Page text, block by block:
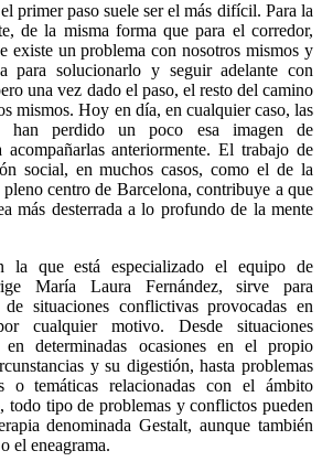
primer paso suele ser el más difícil. Para la
de la misma forma que para el corredor,
existe un problema con nosotros mismos y
para solucionarlo y seguir adelante con
una vez dado el paso, el resto del camino
mismos. Hoy en día, en cualquier caso, las
han perdido un poco esa imagen de
acompañarlas anteriormente. El trabajo de
social, en muchos casos, como el de la
pleno centro de Barcelona, contribuye a que
más desterrada a lo profundo de la mente
la que está especializado el equipo de
María Laura Fernández, sirve para
situaciones conflictivas provocadas en
cualquier motivo. Desde situaciones
en determinadas ocasiones en el propio
y su digestión, hasta problemas
o temáticas relacionadas con el ámbito
todo tipo de problemas y conflictos pueden
denominada Gestalt, aunque también
el eneagrama.